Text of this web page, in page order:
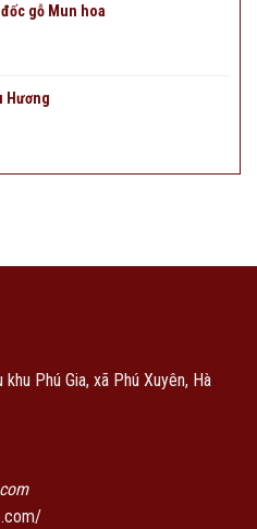
gỗ Mun hoa
Hương
Phú Gia, xã Phú Xuyên, Hà